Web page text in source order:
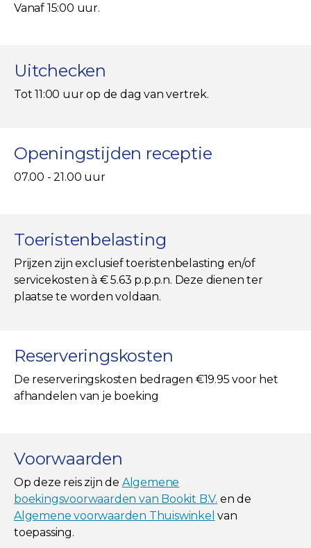
Vanaf 15:00 uur.
Uitchecken
Tot 11:00 uur op de dag van vertrek.
Openingstijden receptie
07.00 - 21.00 uur
Toeristenbelasting
Prijzen zijn exclusief toeristenbelasting en/of
servicekosten à € 5.63 p.p.p.n. Deze dienen ter
plaatse te worden voldaan.
Reserveringskosten
De reserveringskosten bedragen €19.95 voor het
afhandelen van je boeking
Voorwaarden
Op deze reis zijn de Algemene
boekingsvoorwaarden van Bookit B.V. en de
Algemene voorwaarden Thuiswinkel van
toepassing.